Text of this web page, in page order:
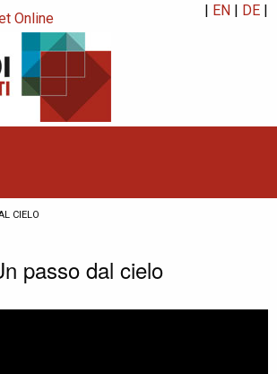
Online | EN| DE|
CIELO
passo dal cielo